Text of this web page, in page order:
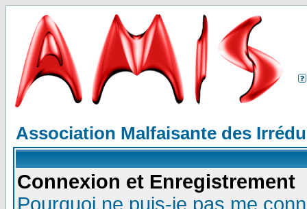
Association Malfaisante des
Connexion et Enregistrement
Pourquoi ne puis-je pas me